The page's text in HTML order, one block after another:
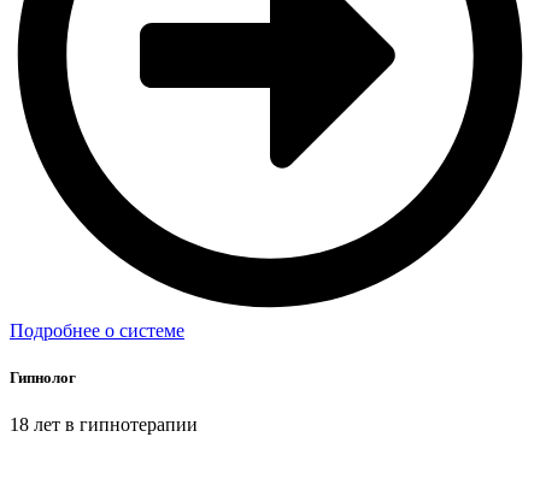
Подробнее о системе
Гипнолог
18 лет в гипнотерапии